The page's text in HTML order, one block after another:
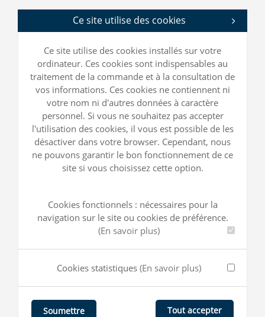
Ce site utilise des cookies
Ce site utilise des cookies installés sur votre
ordinateur. Ces cookies sont indispensables au
traitement de la commande et à la consultation de
vos informations. Ces cookies ne contiennent ni
votre nom ni d'autres données à caractère
personnel. Si vous ne souhaitez pas accepter
l'utilisation des cookies, il vous est possible de les
désactiver dans votre browser. Cependant, nous
ne pouvons garantir le bon fonctionnement de ce
site si vous choisissez cette option.
Cookies fonctionnels : nécessaires pour la
navigation sur le site ou cookies de préférence.
(En savoir plus)
Cookies statistiques (En savoir plus)
Soumettre Tout accepter